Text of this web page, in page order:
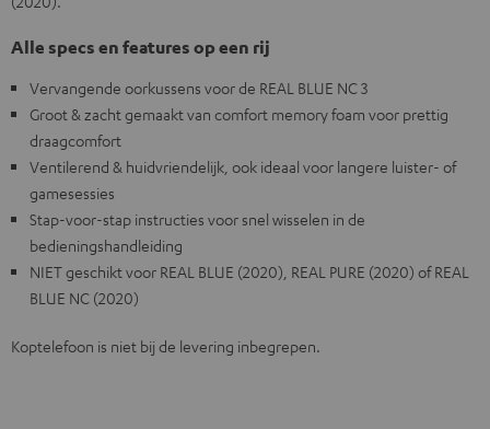
Alle specs en features op een rij
Vervangende oorkussens voor de REAL BLUE NC 3
Groot & zacht gemaakt van comfort memory foam voor prettig
draagcomfort
Ventilerend & huidvriendelijk, ook ideaal voor langere luister- of
gamesessies
Stap-voor-stap instructies voor snel wisselen in de
bedieningshandleiding
NIET geschikt voor REAL BLUE (2020), REAL PURE (2020) of REAL
BLUE NC (2020)
Koptelefoon is niet bij de levering inbegrepen.